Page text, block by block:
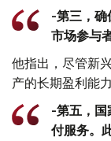
-第三，确
市场参与
他指出，尽管新
产的长期盈利能
-第五，国
付服务。